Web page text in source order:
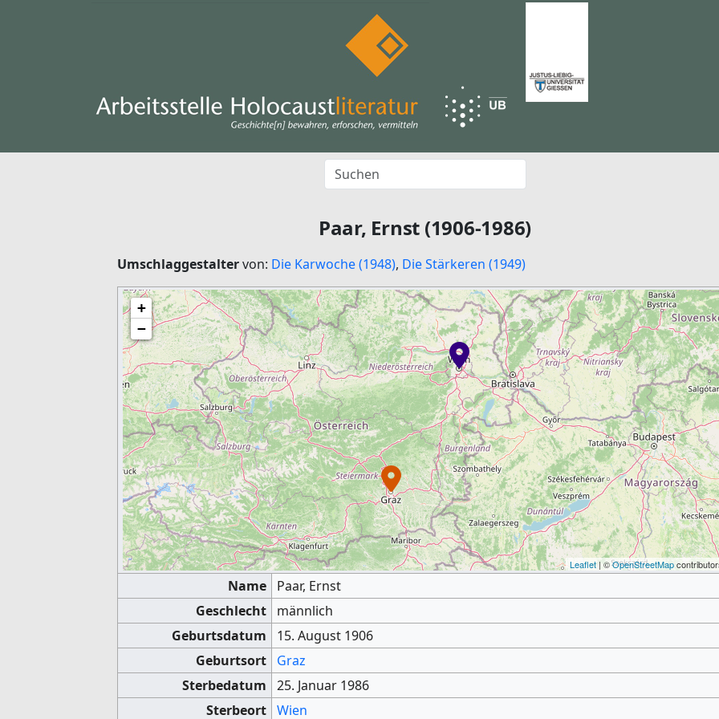
Paar, Ernst (1906-1986)
Umschlaggestaltervon: Die Karwoche (1948), Die Stärkeren (1949)
+
−
Leaflet| ©OpenStreetMap
Name
Paar, Ernst
Geschlecht
männlich
Geburtsdatum
15. August 1906
Geburtsort
Graz
Sterbedatum
25. Januar 1986
Sterbeort
Wien